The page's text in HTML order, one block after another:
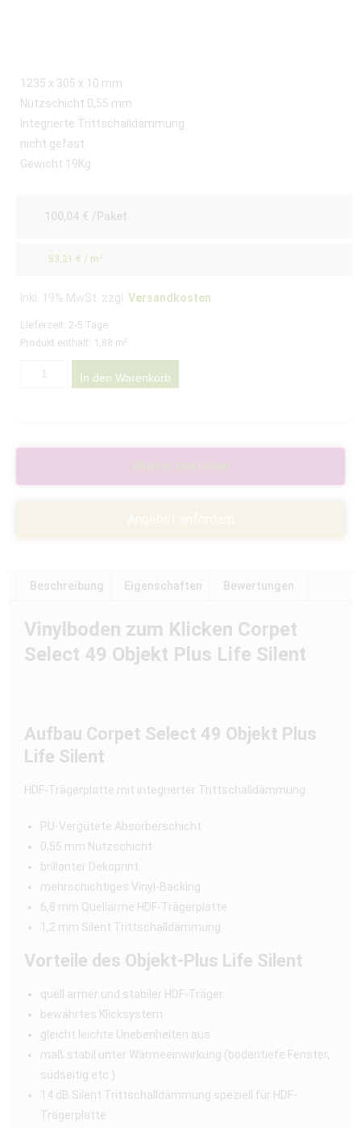
1235 x 305 x 10 mm
Nutzschicht 0,55 mm
Integrierte Trittschalldämmung
nicht gefast
Gewicht 19Kg
100,04 € /Paket
53,21 € / m²
Inkl. 19% MwSt. zzgl. Versandkosten
Lieferzeit: 2-5 Tage
Produkt enthält: 1,88 m²
In den Warenkorb
Beschreibung Eigenschaften Bewertungen
Vinylboden zum Klicken Corpet
Select 49 Objekt Plus Life Silent
Aufbau Corpet Select 49 Objekt Plus
Life Silent
HDF-Trägerplatte mit integrierter Trittschalldämmung
PU-Vergütete Absorberschicht
0,55 mm Nutzschicht
brillanter Dekoprint
mehrschichtiges Vinyl-Backing
6,8 mm Quellarme HDF-Trägerplatte
1,2 mm Silent Trittschalldämmung
Vorteile des Objekt-Plus Life Silent
quell armer und stabiler HDF-Träger
bewährtes Klicksystem
gleicht leichte Unebenheiten aus
maß stabil unter Wärmeeinwirkung (bodentiefe Fenster,
südseitig etc.)
14 dB Silent Trittschalldämmung speziell für HDF-
Trägerplatte